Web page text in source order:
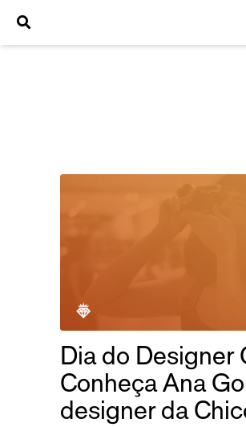
Dia do Designer
Conheça Ana
designer da